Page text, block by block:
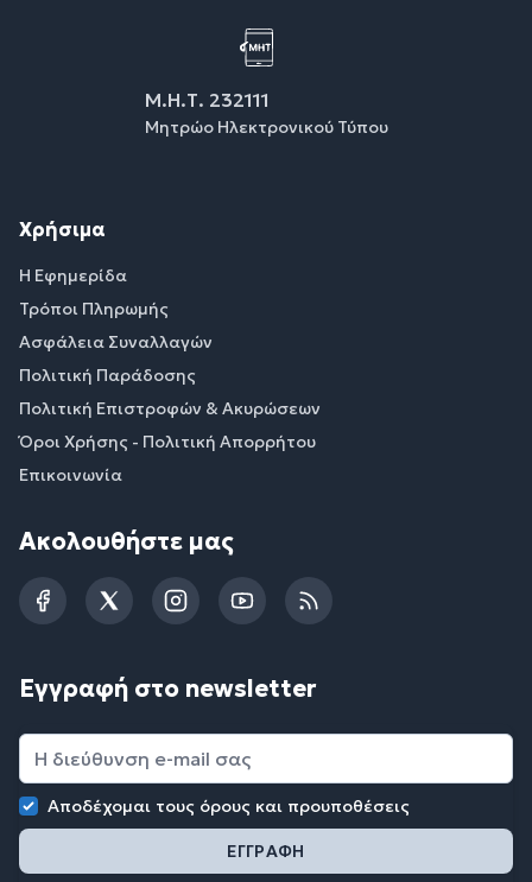
Μ.Η.Τ. 232111
Μητρώο Ηλεκτρονικού Τύπου
Χρήσιμα
Η Εφημερίδα
Τρόποι Πληρωμής
Ασφάλεια Συναλλαγών
Πολιτική Παράδοσης
Πολιτική Επιστροφών & Ακυρώσεων
Όροι Χρήσης - Πολιτική Απορρήτου
Επικοινωνία
Ακολουθήστε μας
FacebookTwitterInstagramYouTubeRSS
Εγγραφή στο newsletter
Αποδέχομαι τους όρους και προυποθέσεις